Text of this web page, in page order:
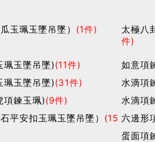
玉珮玉墜吊墜） (1件)
太極八
件)
珮玉墜吊墜)(11件)
如意項
珮玉墜吊墜)(31件)
水滴項
項鍊玉珮)(9件)
水滴項
平安扣玉珮玉墜吊墜） (15 六邊形
蛋面項